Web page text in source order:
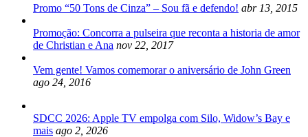
Promo “50 Tons de Cinza” – Sou fã e defendo! abr 13, 2015
Promoção: Concorra a pulseira que reconta a historia de amor
de Christian e Ana nov 22, 2017
Vem gente! Vamos comemorar o aniversário de John Green
ago 24, 2016
SDCC 2026: Apple TV empolga com Silo, Widow’s Bay e
mais ago 2, 2026